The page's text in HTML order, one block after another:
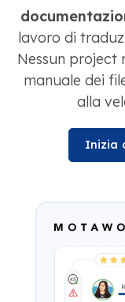
lavoro di
Nessun project
manuale dei
alla
Inizia